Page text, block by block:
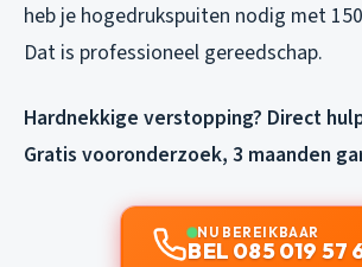
heb je hogedrukspuiten nodig met
Dat is professioneel gereedschap.
Hardnekkige verstopping? Direct
Gratis vooronderzoek, 3 maanden
NU BEREIKBAAR
BEL 085 019 57